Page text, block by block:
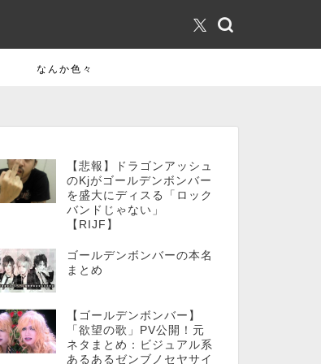
なんか色々
【悲報】ドラゴンアッシュ
のKjがゴールデンボンバー
を盛大にディスる「ロック
バンドじゃない」
【RIJF】
ゴールデンボンバーの本名
まとめ
【ゴールデンボンバー】
「欲望の歌」PV公開！元
ネタまとめ：ビジュアル系
あるあるゼンブノセヤサイ